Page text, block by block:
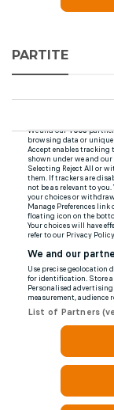
PARTITE